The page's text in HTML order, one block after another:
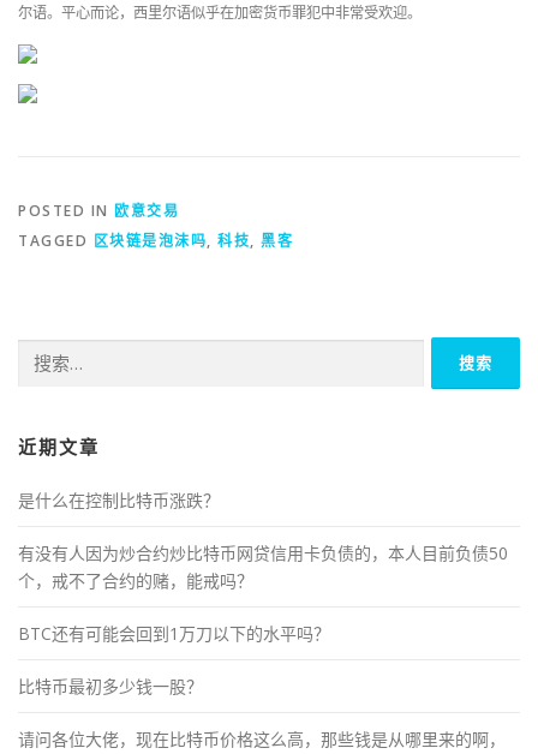
尔语。平心而论，西里尔语似乎在加密货币罪犯中非常受欢迎。
POSTED IN 欧意交易
TAGGED 区块链是泡沫吗, 科技, 黑客
索：
近期文章
是什么在控制比特币涨跌？
有没有人因为炒合约炒比特币网贷信用卡负债的，本人目前负债50
个，戒不了合约的赌，能戒吗？
BTC还有可能会回到1万刀以下的水平吗？
比特币最初多少钱一股？
请问各位大佬，现在比特币价格这么高，那些钱是从哪里来的啊，